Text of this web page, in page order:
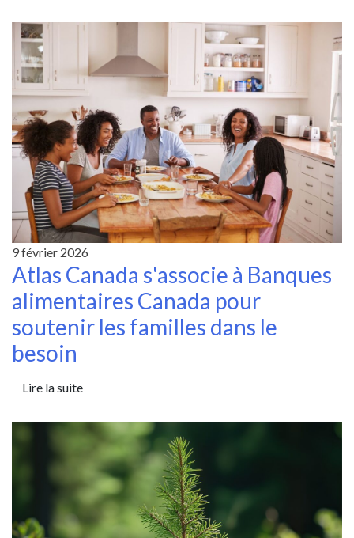
9 février 2026
Atlas Canada s'associe à Banques
alimentaires Canada pour
soutenir les familles dans le
besoin
Lire la suite